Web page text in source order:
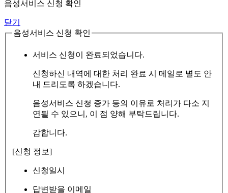
음성서비스 신청 확인
닫기
음성서비스 신청 확인
서비스 신청이 완료되었습니다.
신청하신 내역에 대한 처리 완료 시 메일로 별도 안
내 드리도록 하겠습니다.
음성서비스 신청 증가 등의 이유로 처리가 다소 지
연될 수 있으니, 이 점 양해 부탁드립니다.
감합니다.
[신청 정보]
신청일시
답변받을 이메일